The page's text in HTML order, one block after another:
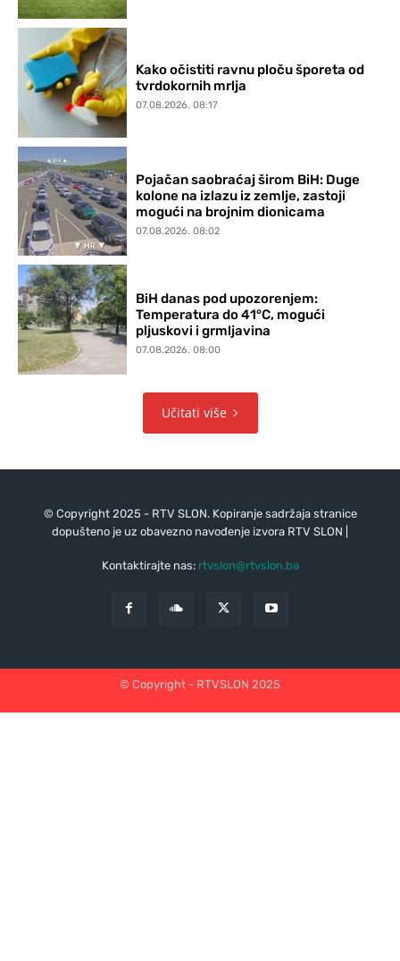
Kako očistiti ravnu ploču šporeta od
tvrdokornih mrlja
07.08.2026. 08:17
Pojačan saobraćaj širom BiH: Duge
kolone na izlazu iz zemlje, zastoji
mogući na brojnim dionicama
07.08.2026. 08:02
BiH danas pod upozorenjem:
Temperatura do 41°C, mogući
pljuskovi i grmljavina
07.08.2026. 08:00
Učitati više
© Copyright 2025 - RTV SLON. Kopiranje sadržaja stranice
dopušteno je uz obavezno navođenje izvora RTV SLON |
Kontaktirajte nas: rtvslon@rtvslon.ba
© Copyright - RTVSLON 2025